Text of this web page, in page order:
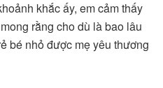
khắc ấy, em cảm thấy
rằng cho dù là bao lâu
bé nhỏ được mẹ yêu thương